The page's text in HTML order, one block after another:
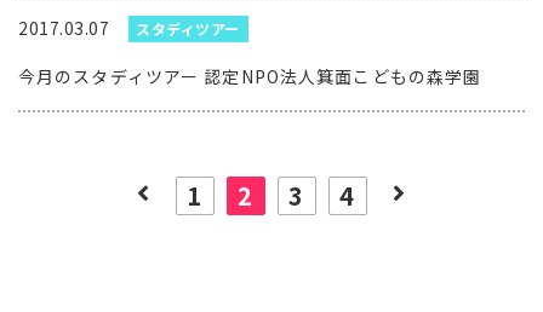
2017.03.07 スタディツアー
今月のスタディツアー 認定NPO法人箕面こどもの森学園
1 2 3 4